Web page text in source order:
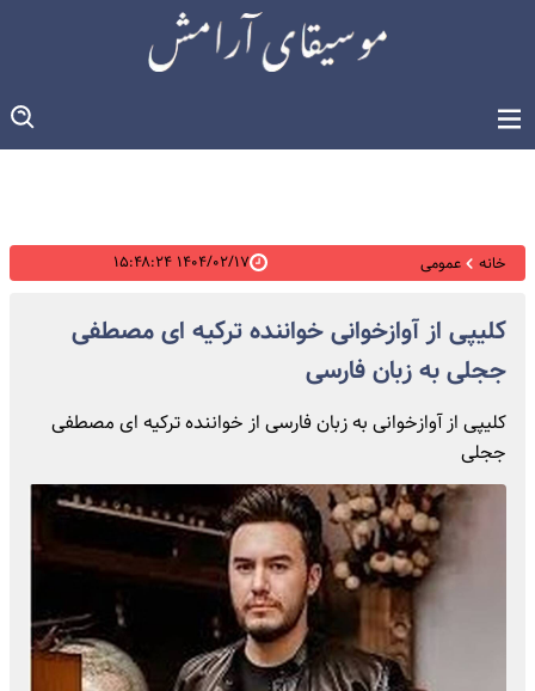
خانه عمومی ۱۴۰۴/۰۲/۱۷ ۱۵:۴۸:۲۴
کلیپی از آوازخوانی خواننده ترکیه ای مصطفی
ججلی به زبان فارسی
کلیپی از آوازخوانی به زبان فارسی از خواننده ترکیه ای مصطفی
ججلی